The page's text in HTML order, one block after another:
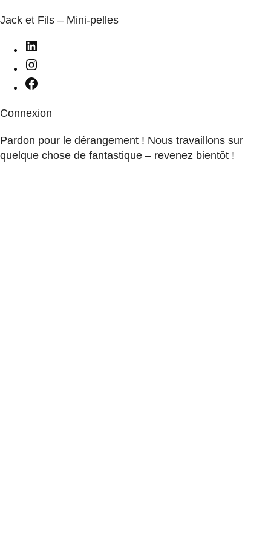
Jack et Fils – Mini-pelles
Connexion
Pardon pour le dérangement ! Nous travaillons sur
quelque chose de fantastique – revenez bientôt !